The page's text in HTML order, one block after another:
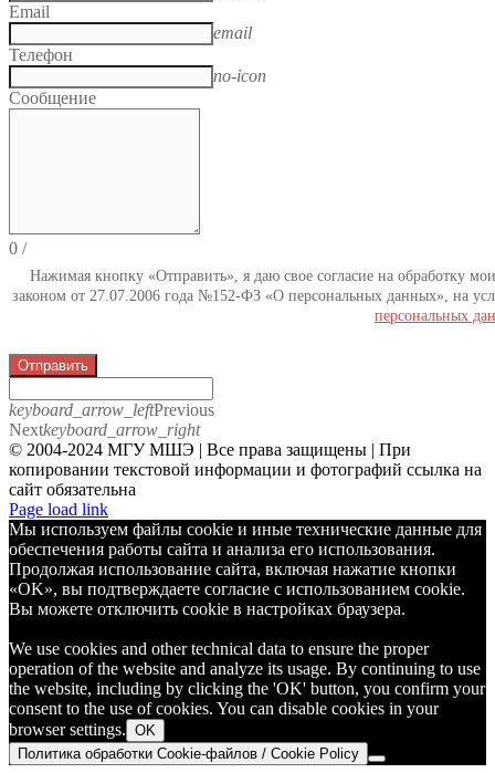
Email
email
Телефон
no-icon
Сообщение
0 /
Нажимая кнопку «Отправить», я даю свое согласие на обработку
законом от 27.07.2006 года №152-ФЗ «О персональных данных», на
персональных
Отправить
keyboard_arrow_leftPrevious
Nextkeyboard_arrow_right
© 2004-2024 МГУ МШЭ | Все права защищены | При
копировании текстовой информации и фотографий ссылка на
сайт обязательна
Telegram
Page load link
Мы используем файлы cookie и иные технические данные для
обеспечения работы сайта и анализа его использования.
Продолжая использование сайта, включая нажатие кнопки
«OK», вы подтверждаете согласие с использованием cookie.
Вы можете отключить cookie в настройках браузера.
We use cookies and other technical data to ensure the proper
operation of the website and analyze its usage. By continuing to use
the website, including by clicking the 'OK' button, you confirm your
consent to the use of cookies. You can disable cookies in your
browser settings. OK
Политика обработки Cookie-файлов / Cookie Policy